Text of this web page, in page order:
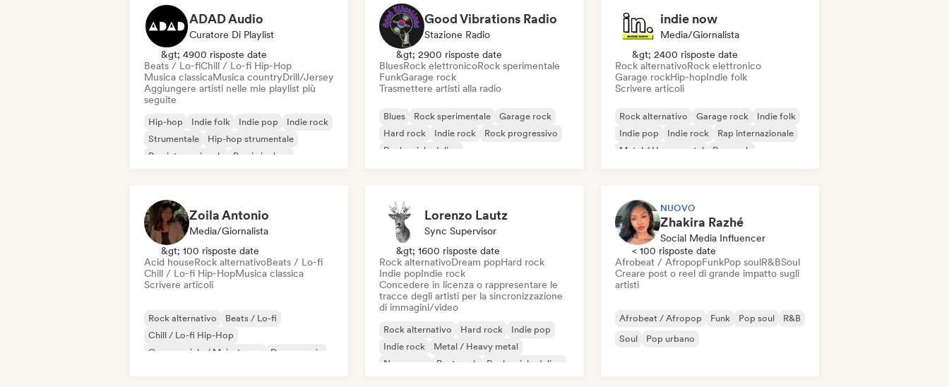
ADAD Audio
Curatore Di Playlist
&gt; 4900 risposte date
Beats / Lo-fiChill / Lo-fi Hip-Hop
Musica classicaMusica countryDrill/Jersey
Aggiungere artisti nelle mie playlist più
seguite
Hip-hop Indie folk Indie pop
Indie rock
Strumentale
Hip-hop strumentale
Rap internazionale
Rap in inglese
Good Vibrations Radio
Stazione Radio
&gt; 2900 risposte date
BluesRock elettronicoRock sperimentale
FunkGarage rock
Trasmettere artisti alla radio
Blues Rock sperimentale
Garage rock
Hard rock
Indie rock
Rock progressivo
Rock psichedelico
indie now
Media/Giornalista
&gt; 2400 risposte date
Rock alternativoRock elettronico
Garage rockHip-hopIndie folk
Scrivere articoli
Rock alternativo Garage rock
Indie folk
Indie pop
Indie rock
Rap internazionale
Metal / Heavy metal
Pop rock
Zoila Antonio
Media/Giornalista
&gt; 100 risposte date
Acid houseRock alternativoBeats / Lo-fi
Chill / Lo-fi Hip-HopMusica classica
Scrivere articoli
Rock alternativo
Beats / Lo-fi
Chill / Lo-fi Hip-Hop
Commerciale / Mainstream
Dance music
Lorenzo Lautz
Sync Supervisor
&gt; 1600 risposte date
Rock alternativoDream popHard rock
Indie popIndie rock
Concedere in licenza o rappresentare le
tracce degli artisti per la sincronizzazione
di immagini/video
Rock alternativo Hard rock
Indie pop
Indie rock
Metal / Heavy metal
New wave
Post punk Rock psichedelico
NUOVO
Zhakira Razhé
Social Media Influencer
< 100 risposte date
Afrobeat / AfropopFunkPop soulR&BSoul
Creare post o reel di grande impatto sugli
artisti
Afrobeat / Afropop Funk Pop soul
R&B
Soul
Pop urbano